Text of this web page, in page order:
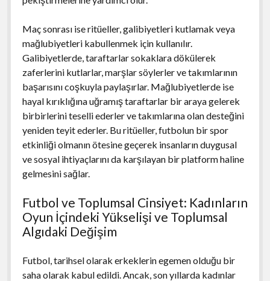
Maç sonrası ise ritüeller, galibiyetleri kutlamak veya
mağlubiyetleri kabullenmek için kullanılır.
Galibiyetlerde, taraftarlar sokaklara dökülerek
zaferlerini kutlarlar, marşlar söylerler ve takımlarının
başarısını coşkuyla paylaşırlar. Mağlubiyetlerde ise
hayal kırıklığına uğramış taraftarlar bir araya gelerek
birbirlerini teselli ederler ve takımlarına olan desteğini
yeniden teyit ederler. Bu ritüeller, futbolun bir spor
etkinliği olmanın ötesine geçerek insanların duygusal
ve sosyal ihtiyaçlarını da karşılayan bir platform haline
gelmesini sağlar.
Futbol ve Toplumsal Cinsiyet: Kadınların
Oyun İçindeki Yükselişi ve Toplumsal
Algıdaki Değişim
Futbol, tarihsel olarak erkeklerin egemen olduğu bir
saha olarak kabul edildi. Ancak, son yıllarda kadınlar